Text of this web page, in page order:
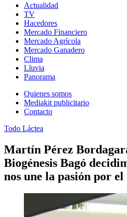
Actualidad
TV
Hacedores
Mercado Financiero
Mercado Agrícola
Mercado Ganadero
Clima
Lluvia
Panorama
Quienes somos
Mediakit publicitario
Contacto
Todo Láctea
Martín Pérez
Biogénesis Bagó
nos une la pasión por